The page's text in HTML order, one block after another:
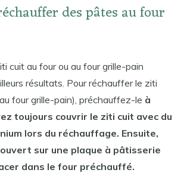
des pâtes au four
cuit au four ou au four grille-pain
résultats. Pour réchauffer le ziti
four grille-pain), préchauffez-le à
toujours couvrir le ziti cuit avec du
lors du réchauffage. Ensuite,
sur une plaque à pâtisserie
dans le four préchauffé.